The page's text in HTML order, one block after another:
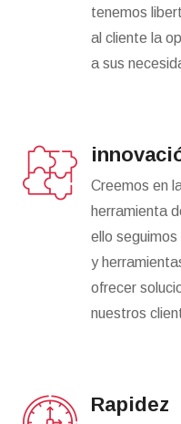
tenemos
al cliente la
a sus
Creemos en
herramienta
ello
y
ofrecer
nuestros
Rapidez